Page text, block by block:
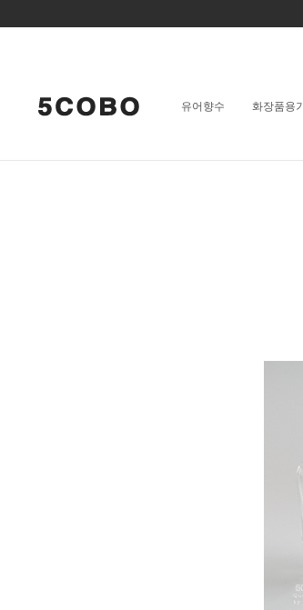
유어향수 화장품용기